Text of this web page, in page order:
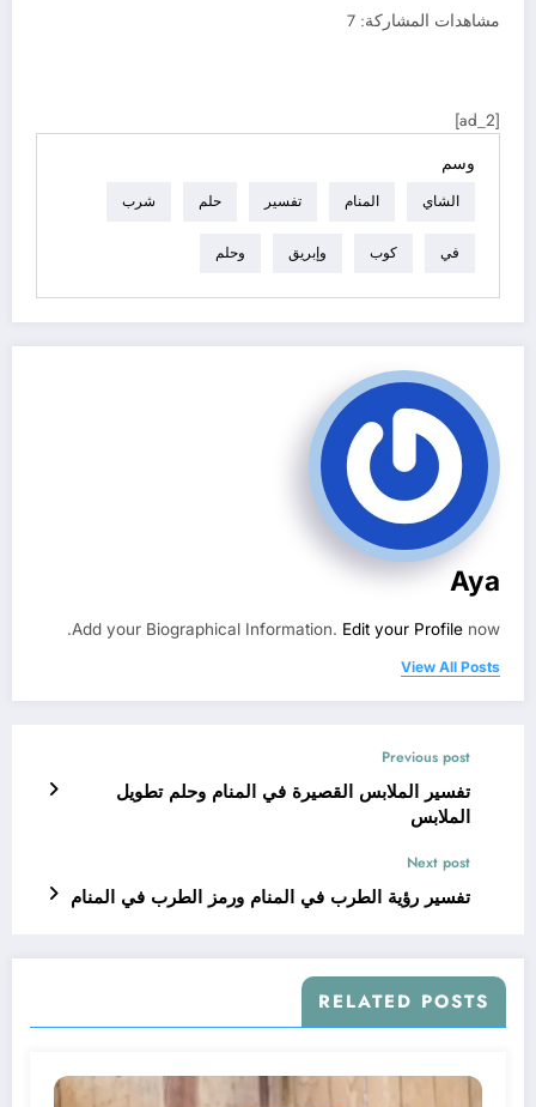
مشاهدات المشاركة: 7
[ad_2]
وسم
الشاي المنام تفسير حلم شرب
في كوب وإبريق وحلم
Aya
Add your Biographical Information. Edit your Profile now.
View All Posts
Previous post
تفسير الملابس القصيرة في المنام وحلم تطويل
الملابس
Next post
تفسير رؤية الطرب في المنام ورمز الطرب في المنام
RELATED POSTS